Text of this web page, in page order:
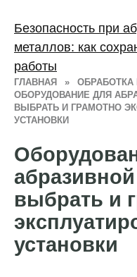
ГЛАВНАЯ » ОБРАБОТКА
ОБОРУДОВАНИЕ ДЛЯ
ВЫБРАТЬ И ГРАМОТНО
УСТАНОВКИ
выбрать и
установки
Безопасность при
металлов: как
работы